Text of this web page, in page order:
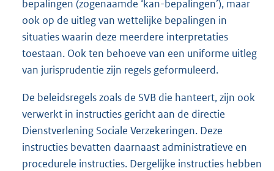
k
:
bepalingen (zogenaamde ‘kan-bepalingen’), maar
ook op de uitleg van wettelijke bepalingen in
situaties waarin deze meerdere interpretaties
toestaan. Ook ten behoeve van een uniforme uitleg
van jurisprudentie zijn regels geformuleerd.
De beleidsregels zoals de SVB die hanteert, zijn ook
verwerkt in instructies gericht aan de directie
Dienstverlening Sociale Verzekeringen. Deze
instructies bevatten daarnaast administratieve en
procedurele instructies. Dergelijke instructies hebben